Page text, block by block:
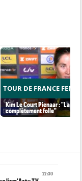
TOUR DE FRANCE
Kim Le Court Pienaar : "La
complètement folle"
22:30